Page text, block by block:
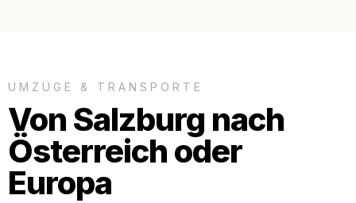
UMZÜGE & TRANSPORTE
Von Salzburg nach
Österreich oder
Europa